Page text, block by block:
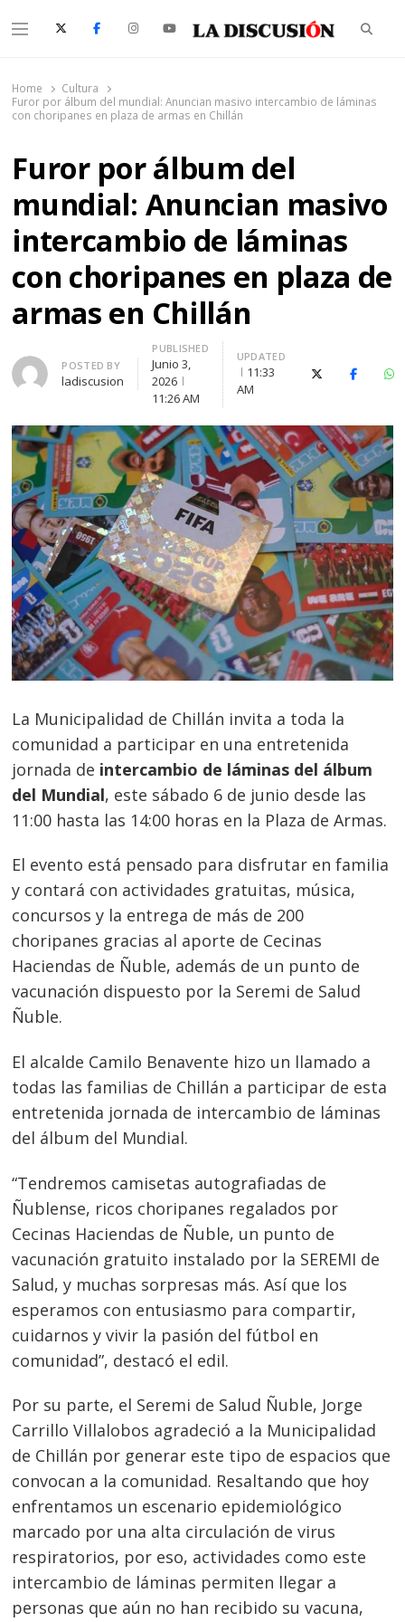
Menu
Home
Cultura
Furor por álbum del mundial: Anuncian masivo intercambio de láminas
con choripanes en plaza de armas en Chillán
Furor por álbum del
mundial: Anuncian masivo
intercambio de láminas
con choripanes en plaza de
armas en Chillán
Author
POSTED BY
ladiscusion
PUBLISHED
Junio 3,
2026
11:26 AM
UPDATED
11:33
AM
X (Twitter)Facebook
La Municipalidad de Chillán invita a toda la
comunidad a participar en una entretenida
jornada de intercambio de láminas del álbum
del Mundial, este sábado 6 de junio desde las
11:00 hasta las 14:00 horas en la Plaza de Armas.
El evento está pensado para disfrutar en familia
y contará con actividades gratuitas, música,
concursos y la entrega de más de 200
choripanes gracias al aporte de Cecinas
Haciendas de Ñuble, además de un punto de
vacunación dispuesto por la Seremi de Salud
Ñuble.
El alcalde Camilo Benavente hizo un llamado a
todas las familias de Chillán a participar de esta
entretenida jornada de intercambio de láminas
del álbum del Mundial.
“Tendremos camisetas autografiadas de
Ñublense, ricos choripanes regalados por
Cecinas Haciendas de Ñuble, un punto de
vacunación gratuito instalado por la SEREMI de
Salud, y muchas sorpresas más. Así que los
esperamos con entusiasmo para compartir,
cuidarnos y vivir la pasión del fútbol en
comunidad”, destacó el edil.
Por su parte, el Seremi de Salud Ñuble, Jorge
Carrillo Villalobos agradeció a la Municipalidad
de Chillán por generar este tipo de espacios que
convocan a la comunidad. Resaltando que hoy
enfrentamos un escenario epidemiológico
marcado por una alta circulación de virus
respiratorios, por eso, actividades como este
intercambio de láminas permiten llegar a
personas que aún no han recibido su vacuna,